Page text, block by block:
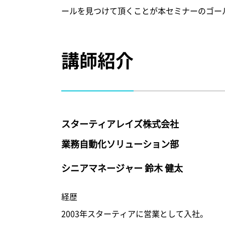
ールを見つけて頂くことが本セミナーのゴー
講師紹介
スターティアレイズ株式会社
業務自動化ソリューション部
シニアマネージャー 鈴木 健太
経歴
2003年スターティアに営業として入社。